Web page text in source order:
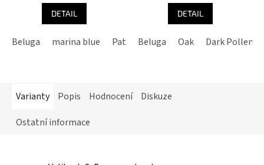
5
DETAIL
Beluga marina blue Patriot Blue Plum Dark fig green
5
DETAIL
Beluga Oak Dark Pollen
Varianty Popis Hodnocení
Diskuze
Ostatní informace